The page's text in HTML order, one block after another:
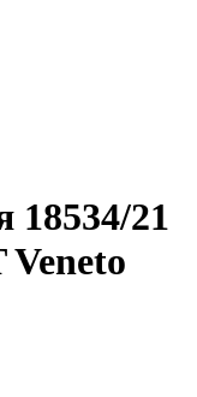
18534/21